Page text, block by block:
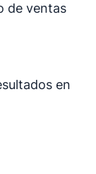
de ventas
en